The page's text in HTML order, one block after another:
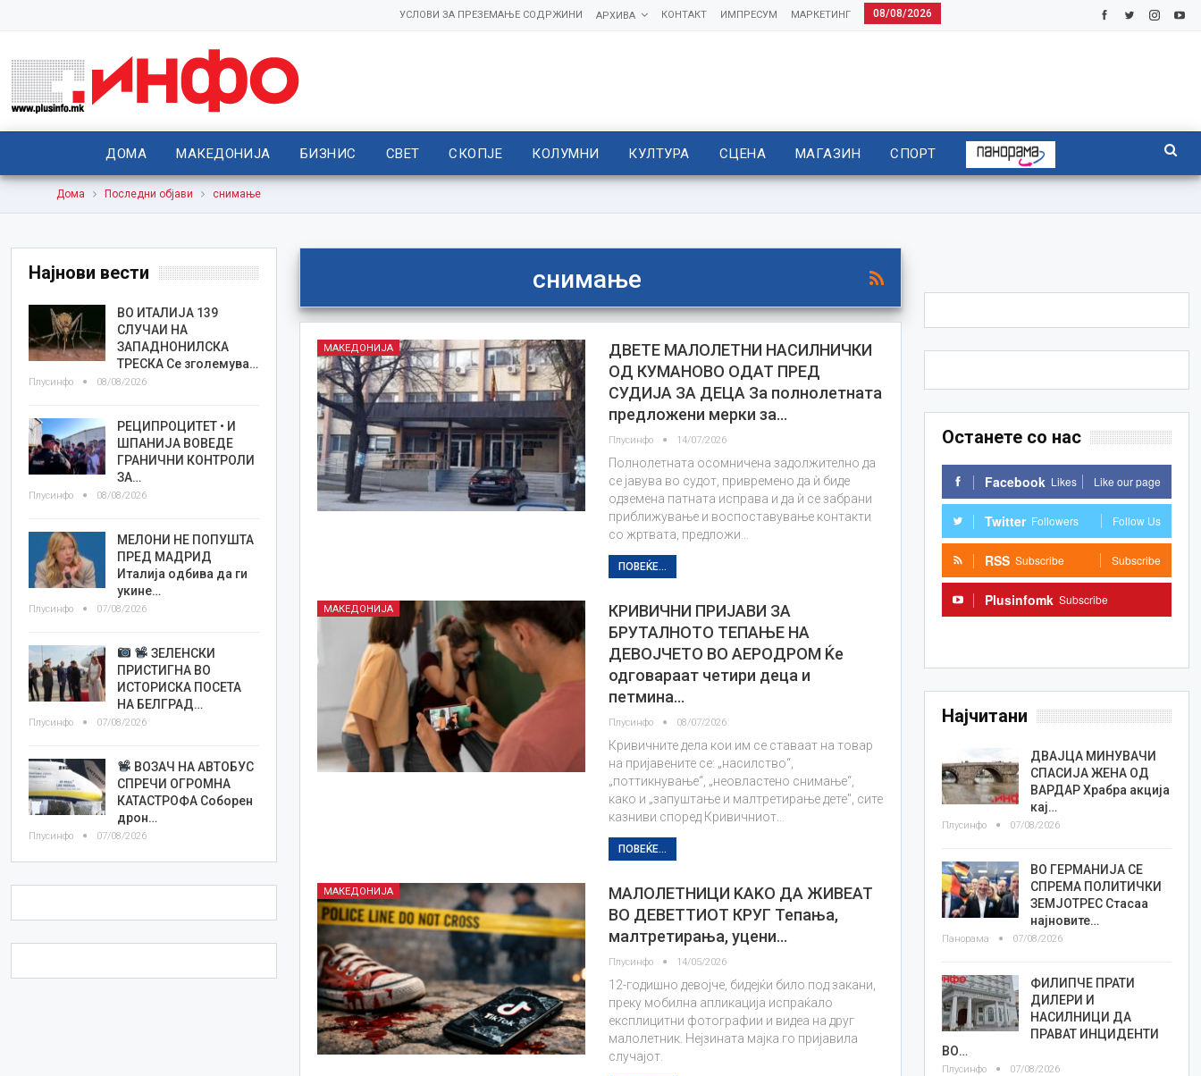
08/08/2026
МАРКЕТИНГ
ИМПРЕСУМ
КОНТАКТ
АРХИВА
УСЛОВИ ЗА ПРЕЗЕМАЊЕ СОДРЖИНИ
ДОМА МАКЕДОНИЈА БИЗНИС СВЕТ СКОПЈЕ КОЛУМНИ КУЛТУРА СЦЕНА МАГАЗИН СПОРТ
Дома Последни објави снимање
снимање
МАКЕДОНИЈА
ДВЕТЕ МАЛОЛЕТНИ НАСИЛНИЧКИ
ОД КУМАНОВО ОДАТ ПРЕД
СУДИЈА ЗА ДЕЦА За полнолетната
предложени мерки за…
Плусинфо 14/07/2026
Полнолетната осомничена задолжително да
се јавува во судот, привремено да ѝ биде
одземена патната исправа и да ѝ се забрани
приближување и воспоставување контакти
со жртвата, предложи…
ПОВЕЌЕ...
МАКЕДОНИЈА
КРИВИЧНИ ПРИЈАВИ ЗА
БРУТАЛНОТО ТЕПАЊЕ НА
ДЕВОЈЧЕТО ВО АЕРОДРОМ Ќе
одговараат четири деца и
петмина…
Плусинфо 08/07/2026
Кривичните дела кои им се ставаат на товар
на пријавените се: „насилство“,
„поттикнување“, „неовластено снимање“,
како и „запуштање и малтретирање дете", сите
казниви според Кривичниот…
ПОВЕЌЕ...
МАКЕДОНИЈА
МАЛОЛЕТНИЦИ KAKO ДА ЖИВЕАТ
ВО ДЕВЕТТИОТ КРУГ Тепања,
малтретирања, уцени…
Плусинфо 14/05/2026
12-годишно девојче, бидејќи било под закани,
преку мобилна апликација испраќало
експлицитни фотографии и видеа на друг
малолетник. Нејзината мајка го пријавила
случајот.
Останете со нас
Facebook Likes Like our page
Twitter Followers Follow Us
RSS Subscribe Subscribe
Plusinfomk Subscribe
Најчитани
ДВАЈЦА МИНУВАЧИ
СПАСИЈА ЖЕНА ОД
ВАРДАР Храбра акција
кај…
Плусинфо 07/08/2026
ВО ГЕРМАНИЈА СЕ
СПРЕМА ПОЛИТИЧКИ
ЗЕМЈОТРЕС Стасаа
најновите…
Панорама 07/08/2026
ФИЛИПЧЕ ПРАТИ
ДИЛЕРИ И
НАСИЛНИЦИ ДА
ПРАВАТ ИНЦИДЕНТИ
ВО…
Плусинфо 07/08/2026
Најнови вести
ВО ИТАЛИЈА 139
СЛУЧАИ НА
ЗАПАДНОНИЛСКА
ТРЕСКА Се зголемува…
Плусинфо 08/08/2026
РЕЦИПРОЦИТЕТ • И
ШПАНИЈА ВОВЕДЕ
ГРАНИЧНИ КОНТРОЛИ
ЗА…
Плусинфо 08/08/2026
МЕЛОНИ НЕ ПОПУШТА
ПРЕД МАДРИД
Италија одбива да ги
укине…
Плусинфо 07/08/2026
ЗЕЛЕНСКИ
ПРИСТИГНА ВО
ИСТОРИСКА ПОСЕТА
НА БЕЛГРАД…
Плусинфо 07/08/2026
ВОЗАЧ НА АВТОБУС
СПРЕЧИ ОГРОМНА
КАТАСТРОФА Соборен
дрон…
Плусинфо 07/08/2026